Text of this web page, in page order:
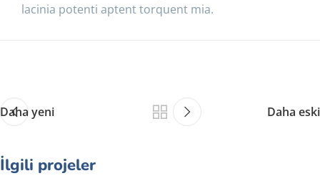
lacinia potenti aptent torquent mia.
Daha yeni Daha eski
İlgili projeler